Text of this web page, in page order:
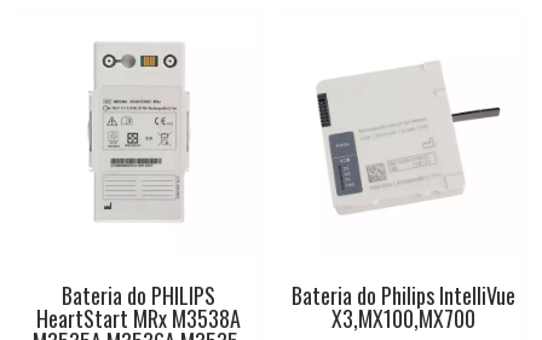
Bateria do PHILIPS
HeartStart MRx M3538A
Bateria do Philips IntelliVue
X3,MX100,MX700